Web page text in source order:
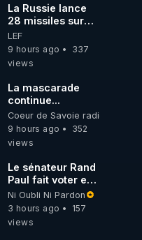
carbone.
La Russie lance
28 missiles sur
Kiev, l'attaque
révèle la faiblesse
de Kiev
LEF
9 hours ago
337
views
La mascarade
continue...
Coeur de Savoie radioweb TV
9 hours ago
352
views
Le sénateur Rand
Paul fait voter en
commission
l'outrage au
Congrès contre
Ni Oubli Ni Pardon
3 hours ago
157
views